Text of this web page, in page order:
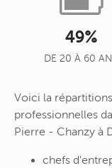
49%
DE 20 À 60
Voici la
professionnelles
Pierre - Chanzy à
chefs